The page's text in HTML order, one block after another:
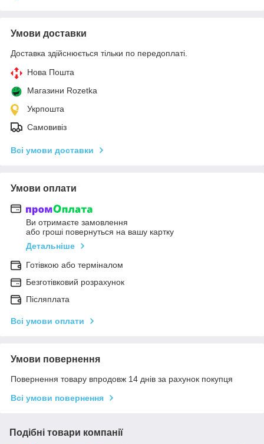
Умови доставки
Доставка здійснюється тільки по передоплаті.
Нова Пошта
Магазини Rozetka
Укрпошта
Самовивіз
Всі умови доставки
Умови оплати
Ви отримаєте замовлення
або гроші повернуться на вашу картку
Детальніше
Готівкою або терміналом
Безготівковий розрахунок
Післяплата
Всі умови оплати
Умови повернення
Повернення товару впродовж 14 днів за рахунок покупця
Всі умови повернення
Подібні товари компанії